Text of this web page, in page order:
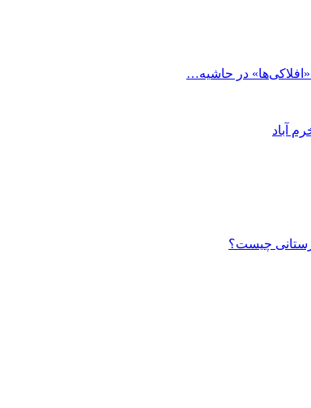
«افلاکی‌ها» در حاشیه…